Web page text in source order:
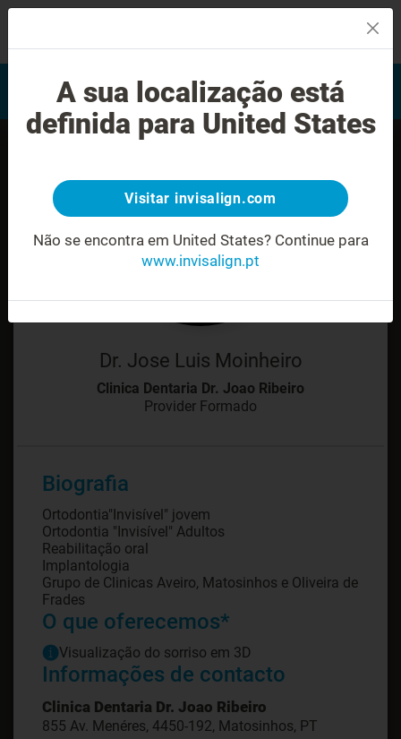
Avaliação do sorriso
Encontrar um Invisalign
provider
Dr. Jose Luis Moinheiro
Clinica Dentaria Dr. Joao Ribeiro
Provider Formado
Biografia
Ortodontia"Invisível" jovem
Ortodontia "Invisível" Adultos
Reabilitação oral
Implantologia
Grupo de Clinicas Aveiro, Matosinhos e Oliveira de
O que oferecemos*
Visualização do sorriso em 3D
Informações de contacto
Clinica Dentaria Dr. Joao Ribeiro
855 Av. Menéres, 4450-192, Matosinhos, PT
A sua localização está
definida para United States
Visitar invisalign.com
Não se encontra em United States? Continue para
www.invisalign.pt